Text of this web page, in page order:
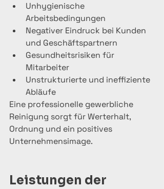
Unhygienische
Arbeitsbedingungen
Negativer Eindruck bei Kunden
und Geschäftspartnern
Gesundheitsrisiken für
Mitarbeiter
Unstrukturierte und ineffiziente
Abläufe
Eine professionelle gewerbliche
Reinigung sorgt für Werterhalt,
Ordnung und ein positives
Unternehmensimage.
Leistungen der